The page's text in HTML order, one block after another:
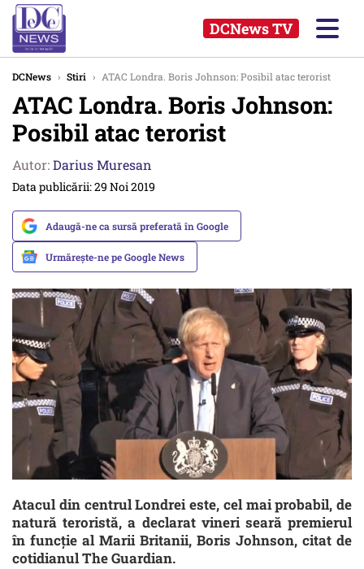
DCNews TV
DCNews › Stiri › ATAC Londra. Boris Johnson: Posibil atac terorist
ATAC Londra. Boris Johnson:
Posibil atac terorist
Autor:Darius Muresan
Data publicării: 29 Noi 2019
Adaugă-ne ca sursă preferată în Google
Urmărește-ne pe Google News
Atacul din centrul Londrei este, cel mai probabil, de
natură teroristă, a declarat vineri seară premierul
în funcţie al Marii Britanii, Boris Johnson, citat de
cotidianul The Guardian.